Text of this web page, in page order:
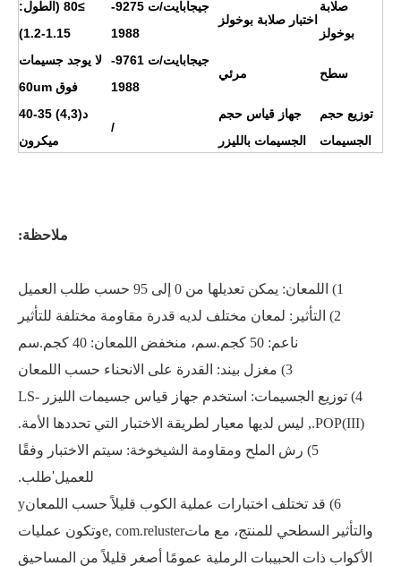
صلابة
بوخولز
اختبار صلابة بوخولز
جيجابايت/ت 9275-
1988
≥80 (الطول:
1.15-1.2)
سطح مرئي
جيجابايت/ت 9761-
1988
لا يوجد جسيمات
فوق 60um
توزيع حجم
الجسيمات
جهاز قياس حجم
الجسيمات بالليزر
/
د(4,3) 35-40
ميكرون
ملاحظة:
1) اللمعان : يمكن تعديلها من 0 إلى 95 حسب طلب العميل
2) التأثير
: لمعان مختلف لديه قدرة مقاومة مختلفة للتأثير
ناعم: 50 كجم.سم، منخفض اللمعان: 40 كجم.سم
3) مغزل بيند
: القدرة على الانحناء حسب اللمعان
4) توزيع الجسيمات
:
استخدم جهاز قياس جسيمات الليزر LS-
POP(III).
, ليس لديها معيار لطريقة الاختبار التي تحددها الأمة.
5) رش الملح ومقاومة الشيخوخة
: سيتم الاختبار وفقًا
للعميل'طلب.
6) قد تختلف اختبارات عملية الكوب قليلاً حسب اللمعان
y
والتأثير السطحي للمنتج، مع مات
e, com.reluster
وتكون عمليات
الأكواب ذات الحبيبات الرملية عمومًا أصغر قليلاً من المساحيق